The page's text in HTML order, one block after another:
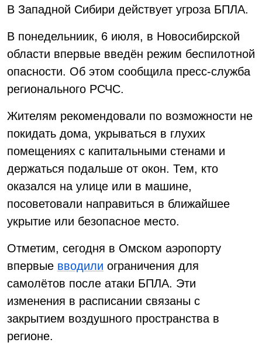
В Западной Сибири действует угроза БПЛА.
В понедельниик, 6 июля, в Новосибирской
области впервые введён режим беспилотной
опасности. Об этом сообщила пресс-служба
регионального РСЧС.
Жителям рекомендовали по возможности не
покидать дома, укрываться в глухих
помещениях с капитальными стенами и
держаться подальше от окон. Тем, кто
оказался на улице или в машине,
посоветовали направиться в ближайшее
укрытие или безопасное место.
Отметим, сегодня в Омском аэропорту
впервые вводили ограничения для
самолётов после атаки БПЛА. Эти
изменения в расписании связаны с
закрытием воздушного пространства в
регионе.